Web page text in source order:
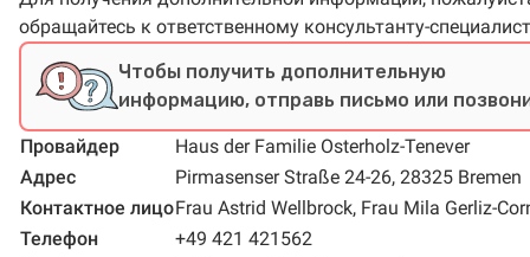
обращайтесь к ответственному консультанту-
Чтобы получить дополнительную
информацию, отправь письмо или
Провайдер
Haus der Familie Osterholz-Tenever
Адрес
Pirmasenser Straße 24-26, 28325 Bremen
Контактное лицоFrau Astrid Wellbrock, Frau Mila Gerliz-
Телефон
+49 421 421562